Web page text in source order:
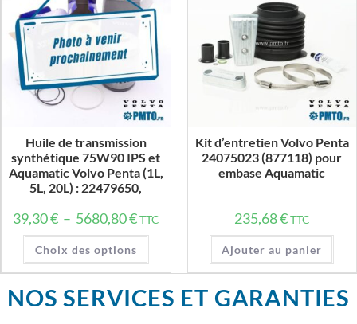
Huile de transmission
synthétique 75W90 IPS et
Aquamatic Volvo Penta (1L,
5L, 20L) : 22479650,
39,30€ – 5680,80€Plage
de
prix :
39,30 €
à
5680,80 €
TTC
Choix des options
Ce
a
plusieurs
Les
options
Kit d’entretien Volvo Penta
24075023 (877118) pour
embase Aquamatic
235,68€TTC
Ajouter au panier
NOS SERVICES ET GARANTIES